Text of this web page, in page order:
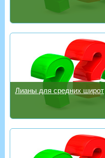
Лианы для средних широт